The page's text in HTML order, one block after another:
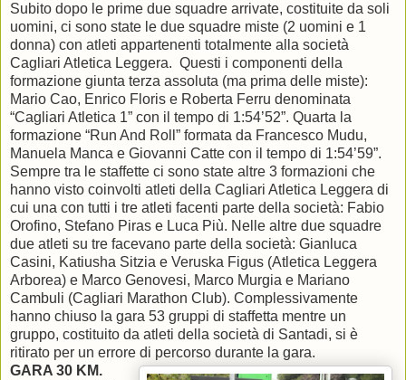
Subito dopo le prime due squadre arrivate, costituite da soli
uomini, ci sono state le due squadre miste (2 uomini e 1
donna) con atleti appartenenti totalmente alla società
Cagliari Atletica Leggera. Questi i componenti della
formazione giunta terza assoluta (ma prima delle miste):
Mario Cao, Enrico Floris e Roberta Ferru denominata
“Cagliari Atletica 1” con il tempo di 1:54’52”. Quarta la
formazione “Run And Roll” formata da Francesco Mudu,
Manuela Manca e Giovanni Catte con il tempo di 1:54’59”.
Sempre tra le staffette ci sono state altre 3 formazioni che
hanno visto coinvolti atleti della Cagliari Atletica Leggera di
cui una con tutti i tre atleti facenti parte della società: Fabio
Orofino, Stefano Piras e Luca Più. Nelle altre due squadre
due atleti su tre facevano parte della società: Gianluca
Casini, Katiusha Sitzia e Veruska Figus (Atletica Leggera
Arborea) e Marco Genovesi, Marco Murgia e Mariano
Cambuli (Cagliari Marathon Club). Complessivamente
hanno chiuso la gara 53 gruppi di staffetta mentre un
gruppo, costituito da atleti della società di Santadi, si è
ritirato per un errore di percorso durante la gara.
GARA 30 KM.